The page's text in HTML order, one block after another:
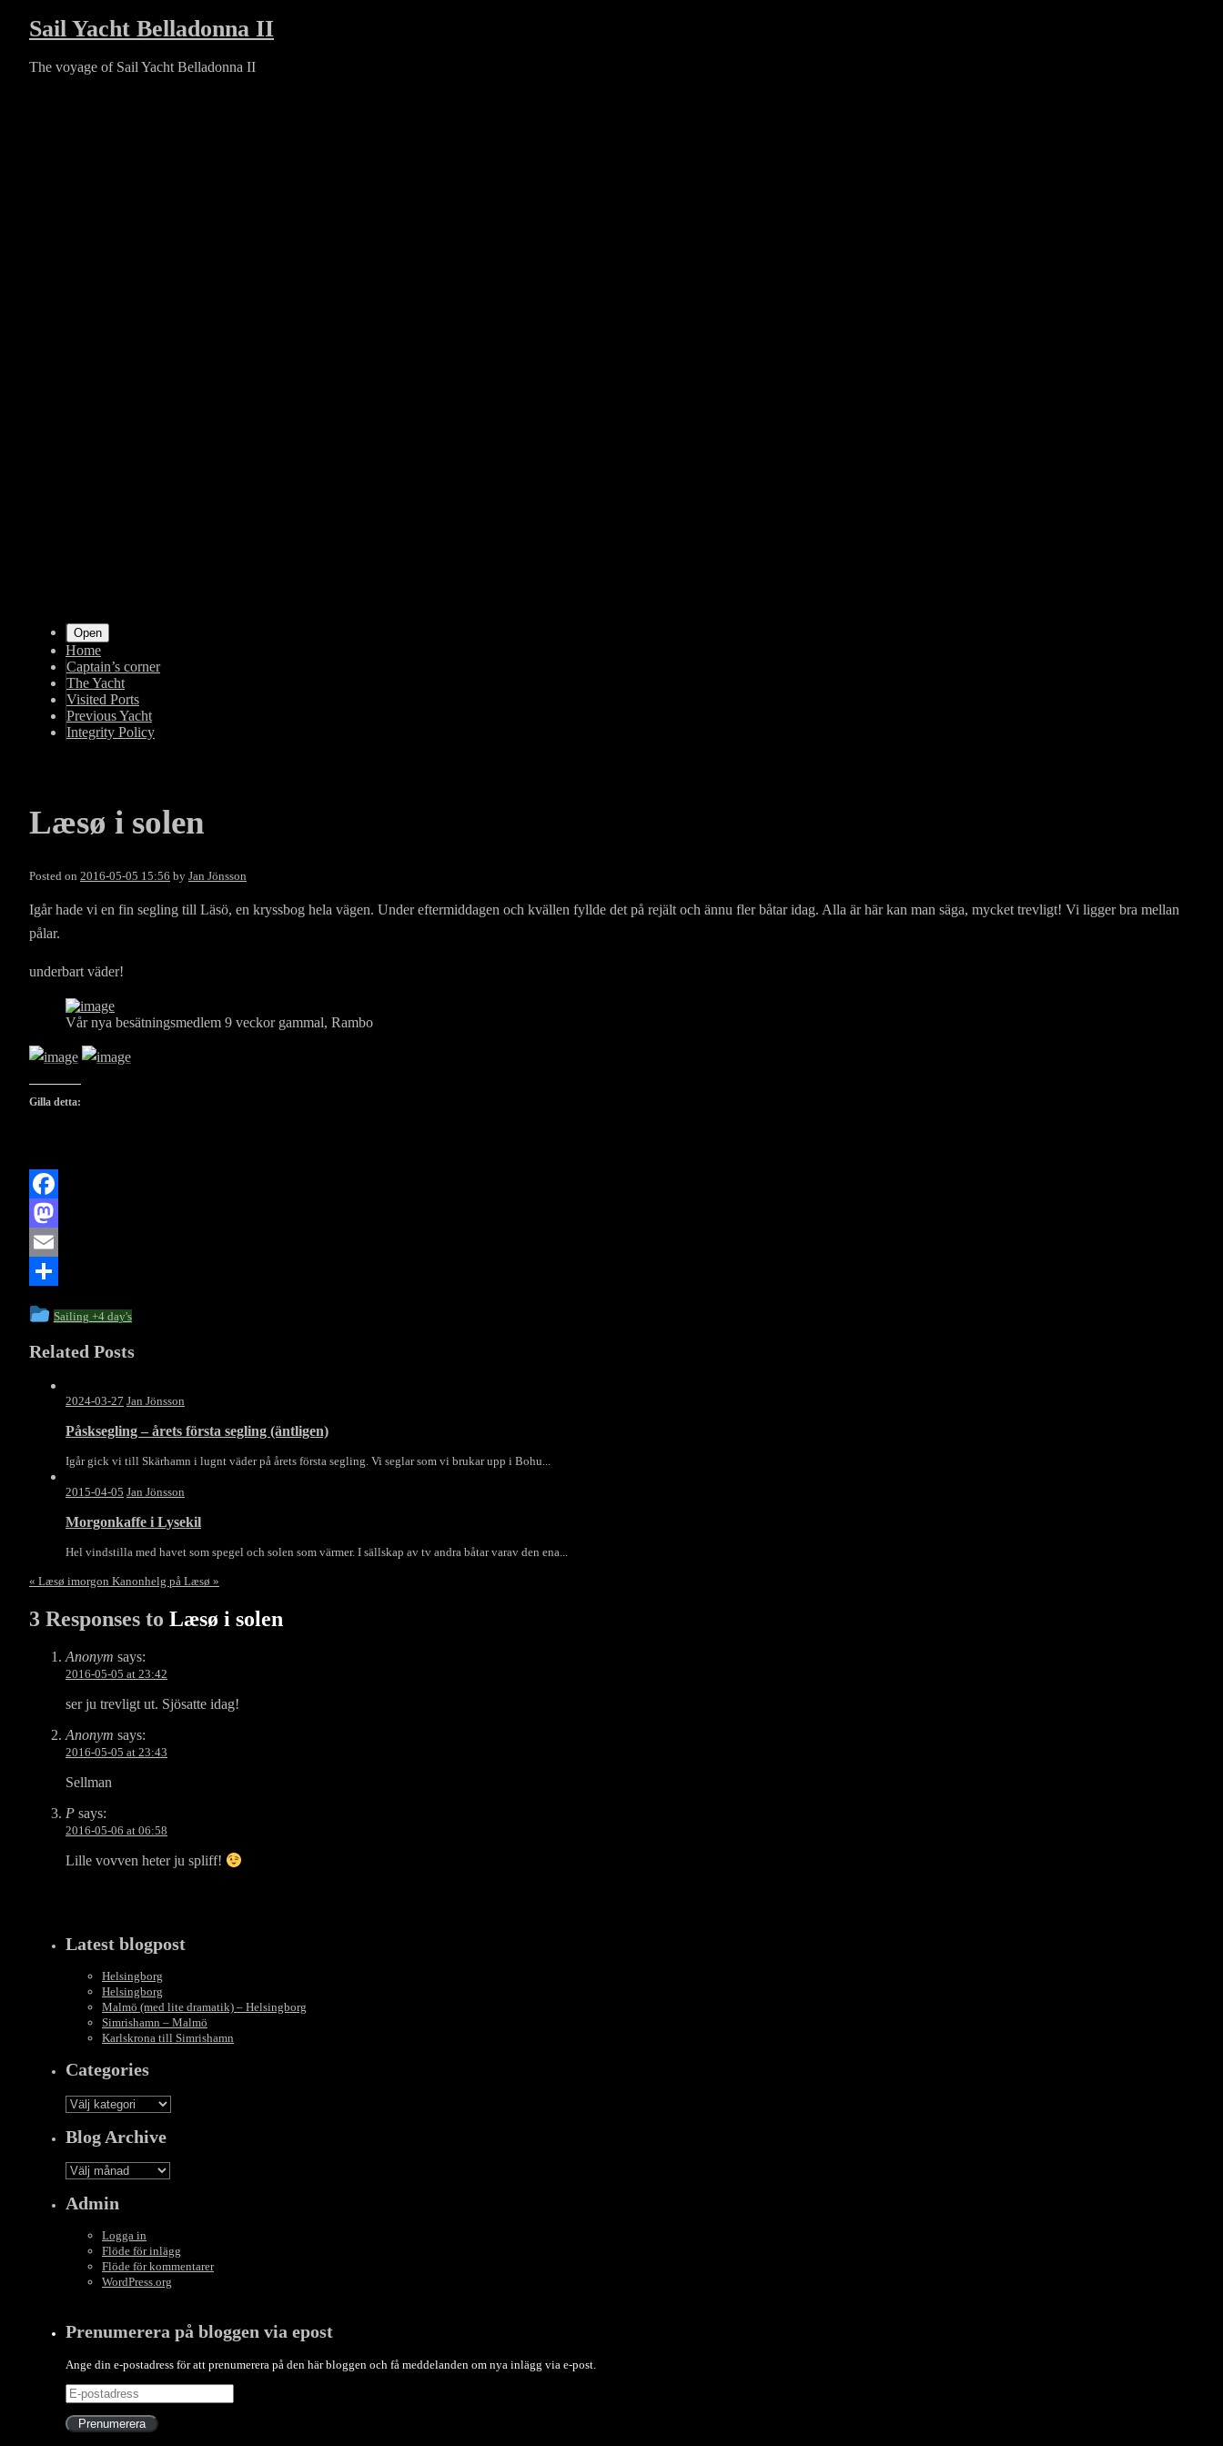
SkipSail Yacht Belladonna II
The voyage of Sail Yacht Belladonna II
Primary
Navigation
Open
Home
Captain’s corner
The Yacht
Visited Ports
Previous Yacht
Integrity Policy
Læsø i solen
Posted on 2016-05-05 15:56 by Jan Jönsson
Igår hade vi en fin segling till Läsö, en kryssbog hela vägen. Under eftermiddagen och kvällen fyllde det på rejält och ännu fler båtar idag. Alla är här kan man säga, mycket trevligt! Vi ligger bra mellan
pålar.
underbart väder!
Vår nya besätningsmedlem 9 veckor gammal, Rambo
Gilla detta:
Facebook
Mastodon
Email
This
was
Sailing +4 day's
Related Posts
2024-03-27 Jan Jönsson
Påsksegling – årets första segling (äntligen)
Igår gick vi till Skärhamn i lugnt väder på årets första segling. Vi seglar som vi brukar upp i Bohu...
2015-04-05 Jan Jönsson
Morgonkaffe i Lysekil
Hel vindstilla med havet som spegel och solen som värmer. I sällskap av tv andra båtar varav den ena...
« Læsø imorgon Kanonhelg på Læsø »
3 Responses to Læsø i solen
Anonym says:
2016-05-05 at 23:42
ser ju trevligt ut. Sjösatte idag!
Anonym says:
2016-05-05 at 23:43
Sellman
P says:
2016-05-06 at 06:58
Lille vovven heter ju spliff!
Latest blogpost
Helsingborg
Helsingborg
Malmö (med lite dramatik) – Helsingborg
Simrishamn – Malmö
Karlskrona till Simrishamn
Categories
Categories
Blog Archive
Blog
Archive
Admin
Logga in
Flöde för inlägg
Flöde för kommentarer
WordPress.org
Prenumerera på bloggen via epost
Ange din e-postadress för att prenumerera på den här bloggen och få meddelanden om nya inlägg via e-post.
E-
postadress
Prenumerera